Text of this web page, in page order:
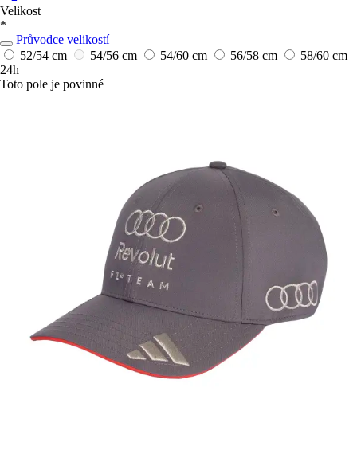
Velikost
*
Průvodce velikostí
52/54 cm
54/56 cm 54/60 cm 56/58 cm
58/60 cm
24h
Toto pole je povinné